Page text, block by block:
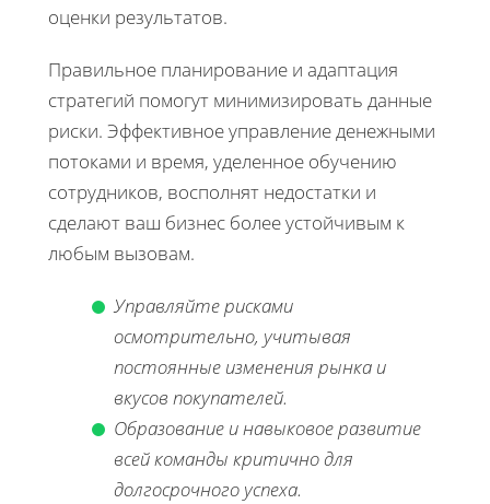
оценки результатов.
Правильное планирование и адаптация
стратегий помогут минимизировать данные
риски. Эффективное управление денежными
потоками и время, уделенное обучению
сотрудников, восполнят недостатки и
сделают ваш бизнес более устойчивым к
любым вызовам.
Управляйте рисками
осмотрительно, учитывая
постоянные изменения рынка и
вкусов покупателей.
Образование и навыковое развитие
всей команды критично для
долгосрочного успеха.